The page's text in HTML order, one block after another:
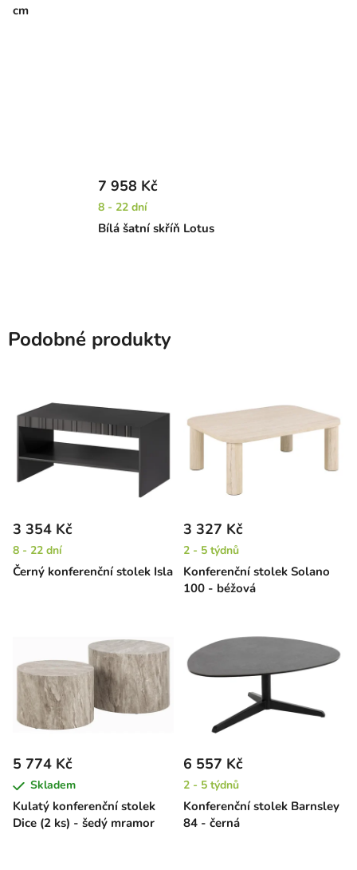
cm
Bílá šatní skříň Lotus
7 958 Kč
8 - 22 dní
Podobné produkty
Černý konferenční stolek Isla
3 354 Kč
8 - 22 dní
Konferenční stolek Solano
100 - béžová
3 327 Kč
2 - 5 týdnů
Kulatý konferenční stolek
Dice (2 ks) - šedý mramor
5 774 Kč
Skladem
Konferenční stolek Barnsley
84 - černá
6 557 Kč
2 - 5 týdnů